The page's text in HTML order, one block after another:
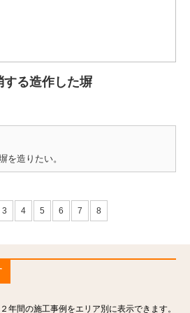
する造作した塀
を造りたい。
3 4 5 6 7 8
年間の施工事例をエリア別に表示できます。